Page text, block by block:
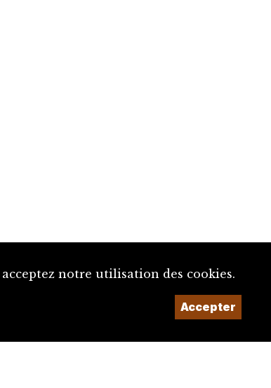
notre utilisation des cookies.
Accepter